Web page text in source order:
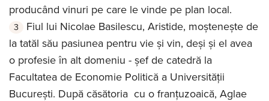
producând vinuri pe care le vinde pe plan local.
Fiul lui Nicolae Basilescu, Aristide, moștenește de
la tatăl său pasiunea pentru vie și vin, deși și el avea
o profesie în alt domeniu - șef de catedră la
Facultatea de Economie Politică a Universității
București. După căsătoria cu o franțuzoaică, Aglae